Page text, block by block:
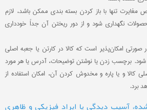
تنها با باز کردن بسته بندی ممکن باشد، لازم
نگهداری شود و از دور ریختن آن جداً خودداری
صورتی امکان‌پذیر است که کالا در کارتن یا جعبه اصلی
شود. برچسب زدن یا نوشتن توضیحات، آدرس یا هر مورد
کالا و یا پاره و مخدوش کردن آن، امکان استفاده از
برد.
آسیب دیدگی یا ایراد فیزیکی و ظاهری